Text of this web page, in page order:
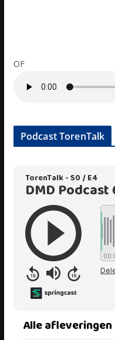
OF
Podcast TorenTalk